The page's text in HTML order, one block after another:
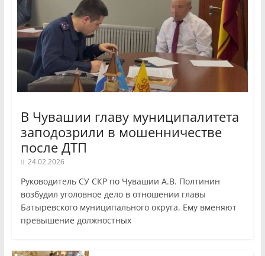
В Чувашии главу муниципалитета
заподозрили в мошенничестве
после ДТП
24.02.2026
Руководитель СУ СКР по Чувашии А.В. Полтинин
возбудил уголовное дело в отношении главы
Батыревского муниципального округа. Ему вменяют
превышение должностных